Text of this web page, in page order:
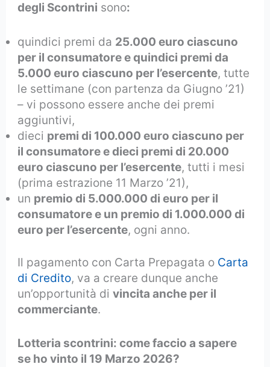
degli Scontrini sono:
quindici premi da 25.000 euro ciascuno
per il consumatore e quindici premi da
5.000 euro ciascuno per l’esercente, tutte
le settimane (con partenza da Giugno ’21)
– vi possono essere anche dei premi
aggiuntivi,
dieci premi di 100.000 euro ciascuno per
il consumatore e dieci premi di 20.000
euro ciascuno per l’esercente, tutti i mesi
(prima estrazione 11 Marzo ’21),
un premio di 5.000.000 di euro per il
consumatore e un premio di 1.000.000 di
euro per l’esercente, ogni anno.
Il pagamento con Carta Prepagata o Carta
di Credito, va a creare dunque anche
un’opportunità divincita anche per il
commerciante.
Lotteria scontrini: come faccio a sapere
se ho vinto il 19 Marzo 2026?